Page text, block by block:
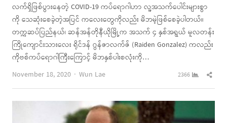
လက်ရှိဖြစ်ပွားနေတဲ့ COVID-19 ကပ်ရောဂါဟာ လူ့အသက်ပေါင်းများစွာ
ကို သေဆုံးစေခဲ့တဲ့အပြင် ကလေးတွေကိုလည်း မိဘမဲ့ဖြစ်စေခဲ့ပါတယ်။
တက္ကဆပ်ပြည်နယ်၊ ဆန်အန်တိုနီယိုမြို့က အသက် ၄ နှစ်အရွယ် မူလတန်း
ကြိုကျောင်းသားလေး ရိုင်ဒန် ဂွန်ဇာလက်ဇ် (Raiden Gonzalez) ကလည်း
ကိုဗစ်ကပ်ရောဂါကြီးကြောင့် မိဘနှစ်ပါးစလုံးကို…
November 18, 2020
Author
Wun Lae 2366